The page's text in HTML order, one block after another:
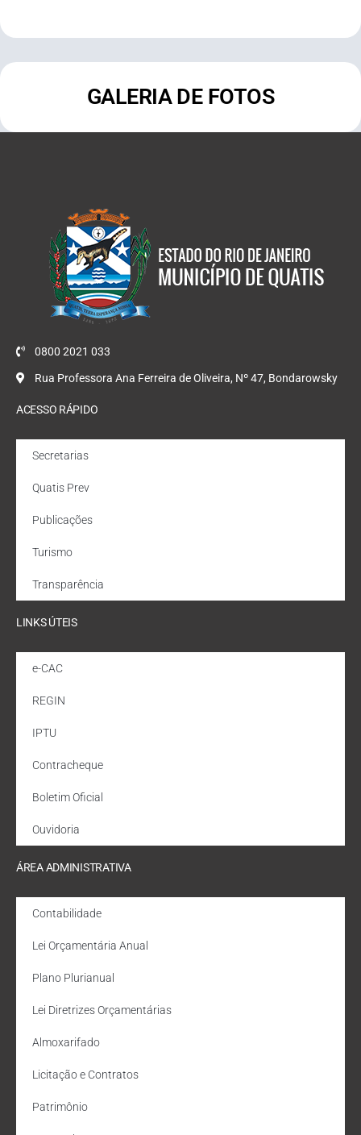
GALERIA DE FOTOS
0800 2021 033
Rua Professora Ana Ferreira de Oliveira, Nº 47, Bondarowsky
ACESSO RÁPIDO
Secretarias
Quatis Prev
Publicações
Turismo
Transparência
LINKS ÚTEIS
e-CAC
REGIN
IPTU
Contracheque
Boletim Oficial
Ouvidoria
ÁREA ADMINISTRATIVA
Contabilidade
Lei Orçamentária Anual
Plano Plurianual
Lei Diretrizes Orçamentárias
Almoxarifado
Licitação e Contratos
Patrimônio